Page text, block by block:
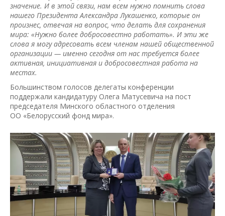
значение. И в этой связи, нам всем нужно помнить слова
нашего Президента Александра Лукашенко, которые он
произнес, отвечая на вопрос, что делать для сохранения
мира: «Нужно более добросовестно работать». И эти же
слова я могу адресовать всем членам нашей общественной
организации — именно сегодня от нас требуется более
активная, инициативная и добросовестная работа на
местах.
Большинством голосов делегаты конференции
поддержали кандидатуру Олега Матусевича на пост
председателя Минского областного отделения
ОО «Белорусский фонд мира».